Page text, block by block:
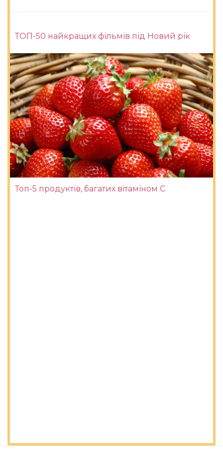
ТОП-50 найкращих фільмів під Новий рік
Топ-5 продуктів, багатих вітаміном С